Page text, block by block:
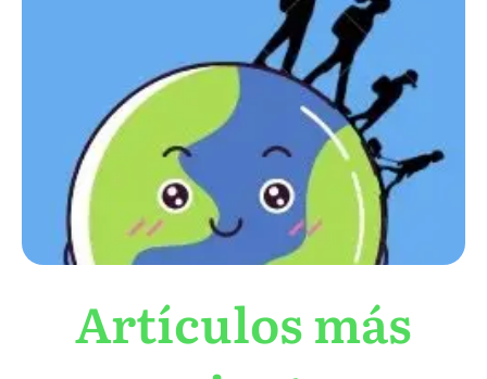
Artículos más